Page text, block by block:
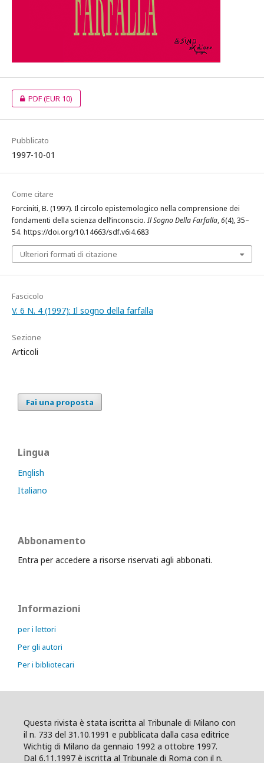
PDF(EUR 10)
Pubblicato
1997-10-01
Come citare
Forciniti, B. (1997). Il circolo epistemologico nella comprensione dei
fondamenti della scienza dell’inconscio.Il Sogno Della Farfalla,6(4), 35–
54. https://doi.org/10.14663/sdf.v6i4.683
Ulteriori formati di citazione
Fascicolo
V. 6 N. 4 (1997): Il sogno della farfalla
Sezione
Articoli
Fai una proposta
Lingua
English
Italiano
Abbonamento
Entra per accedere a risorse riservati agli abbonati.
Informazioni
per i lettori
Per gli autori
Per i bibliotecari
Questa rivista è stata iscritta al Tribunale di Milano con
il n. 733 del 31.10.1991 e pubblicata dalla casa editrice
Wichtig di Milano da gennaio 1992 a ottobre 1997.
Dal 6.11.1997 è iscritta al Tribunale di Roma con il n.